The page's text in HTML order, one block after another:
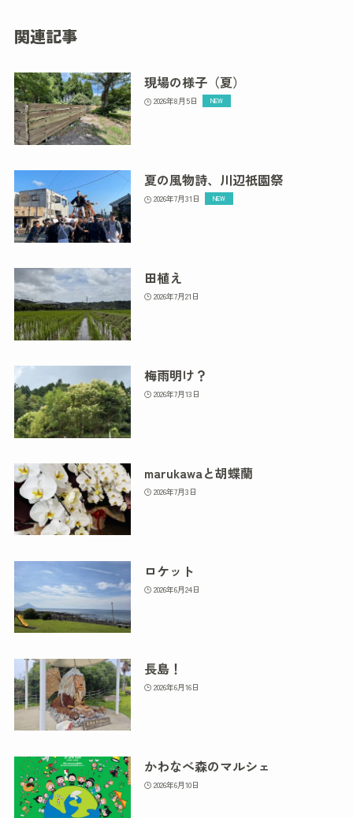
関連記事
現場の様子（夏）
2026年8月5日
夏の風物詩、川辺祇園祭
2026年7月31日
田植え
2026年7月21日
梅雨明け？
2026年7月13日
marukawaと胡蝶蘭
2026年7月3日
ロケット
2026年6月24日
長島！
2026年6月16日
かわなべ森のマルシェ
2026年6月10日